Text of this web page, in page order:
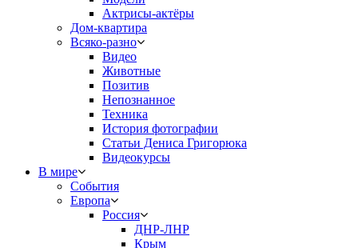
Актрисы-актёры
Дом-квартира
Всяко-разно
Видео
Животные
Позитив
Непознанное
Техника
История фотографии
Статьи Дениса Григорюка
Видеокурсы
В мире
События
Европа
Россия
ДНР-ЛНР
Крым